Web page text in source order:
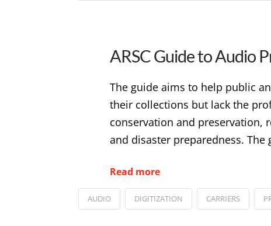
ARSC Guide to Audio
The guide aims to help public
their collections but lack the
conservation and preservation,
and disaster preparedness.
Read more
AUDIO DIGITIZATION CARRIERS